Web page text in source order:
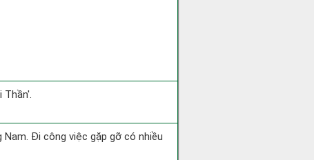
Thần'.
Đi công việc gặp gỡ có nhiều